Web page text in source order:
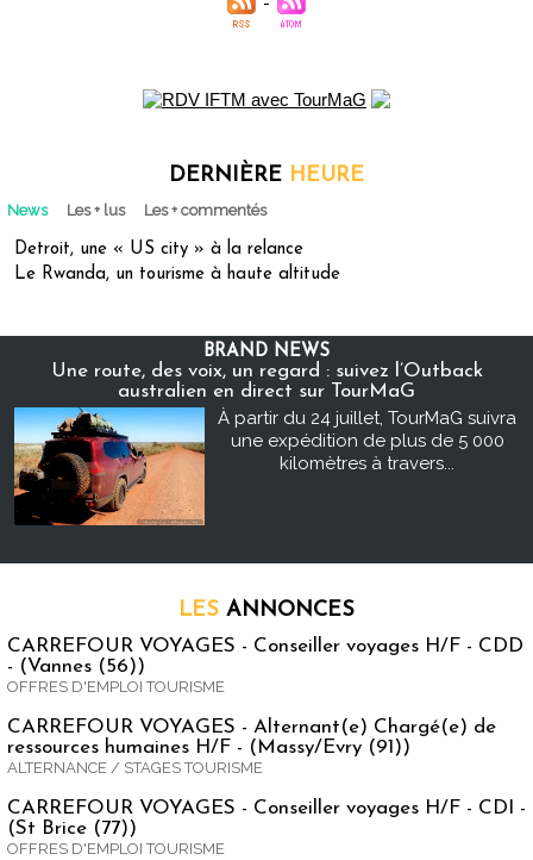
DERNIÈRE HEURE
News Les + lus Les + commentés
Detroit, une « US city » à la relance
Le Rwanda, un tourisme à haute altitude
BRAND NEWS
Une route, des voix, un regard : suivez l’Outback
australien en direct sur TourMaG
À partir du 24 juillet, TourMaG suivra
une expédition de plus de 5 000
kilomètres à travers...
LES ANNONCES
CARREFOUR VOYAGES - Conseiller voyages H/F - CDD
- (Vannes (56))
OFFRES D'EMPLOI TOURISME
CARREFOUR VOYAGES - Alternant(e) Chargé(e) de
ressources humaines H/F - (Massy/Evry (91))
ALTERNANCE / STAGES TOURISME
CARREFOUR VOYAGES - Conseiller voyages H/F - CDI -
(St Brice (77))
OFFRES D'EMPLOI TOURISME